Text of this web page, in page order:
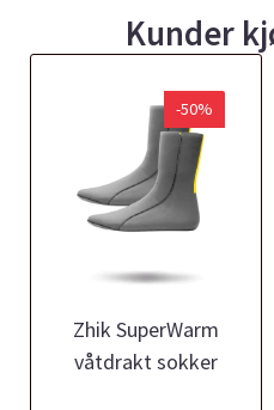
Kunder
-50%
Zhik SuperWarm
våtdrakt sokker